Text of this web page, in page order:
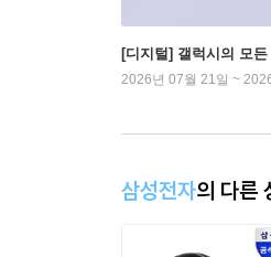
[디지털] 갤럭시의 모든
2026년 07월 21일 ~
삼성전자의 다른